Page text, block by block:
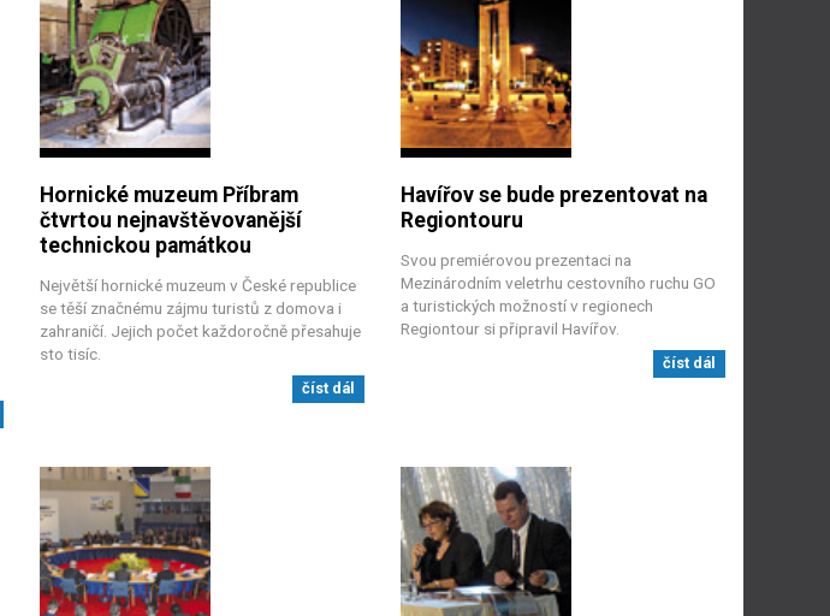
Hornické muzeum Příbram
čtvrtou nejnavštěvovanější
technickou památkou
Největší hornické muzeum v České republice
se těší značnému zájmu turistů z domova i
zahraničí. Jejich počet každoročně přesahuje
sto tisíc.
číst dál
Havířov se bude prezentovat na
Regiontouru
Svou premiérovou prezentaci na
Mezinárodním veletrhu cestovního ruchu GO
a turistických možností v regionech
Regiontour si připravil Havířov.
číst dál